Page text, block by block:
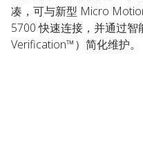
凑，可与新型 Micro
5700 快速连接，并通过
Verification™）简化维护。